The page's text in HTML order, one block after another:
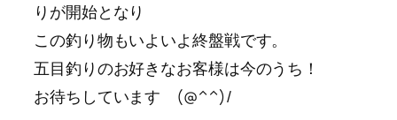
りが開始となり
この釣り物もいよいよ終盤戦です。
五目釣りのお好きなお客様は今のうち！
お待ちしています (@^^)/